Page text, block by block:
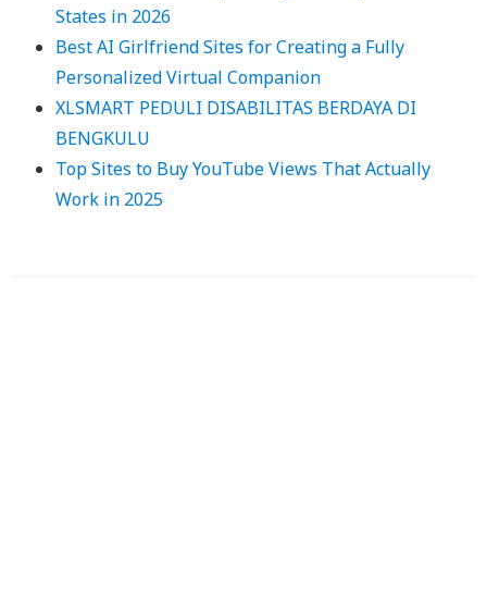
States in 2026
Best AI Girlfriend Sites for Creating a Fully
Personalized Virtual Companion
XLSMART PEDULI DISABILITAS BERDAYA DI
BENGKULU
Top Sites to Buy YouTube Views That Actually
Work in 2025